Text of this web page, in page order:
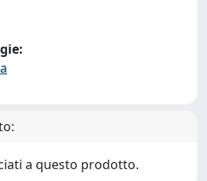
a questo prodotto.